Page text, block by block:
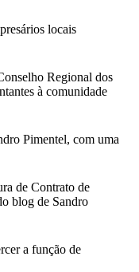
locais
Regional dos
à comunidade
Pimentel, com uma
de Contrato de
blog de Sandro
a função de